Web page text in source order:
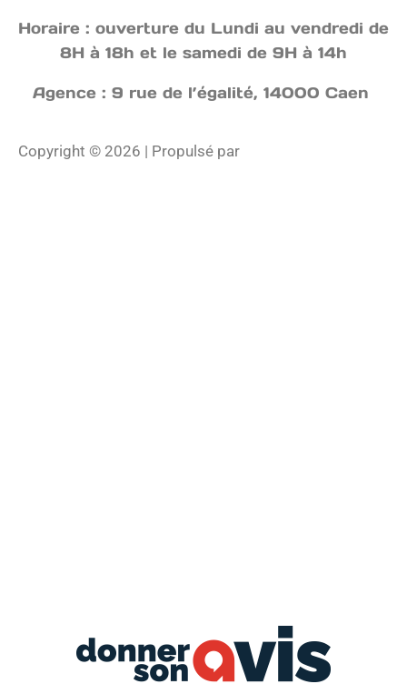
Horaire : ouverture du Lundi au vendredi de
8H à 18h et le samedi de 9H à 14h
Agence : 9 rue de l’égalité, 14000 Caen
Copyright © 2026 | Propulsé par